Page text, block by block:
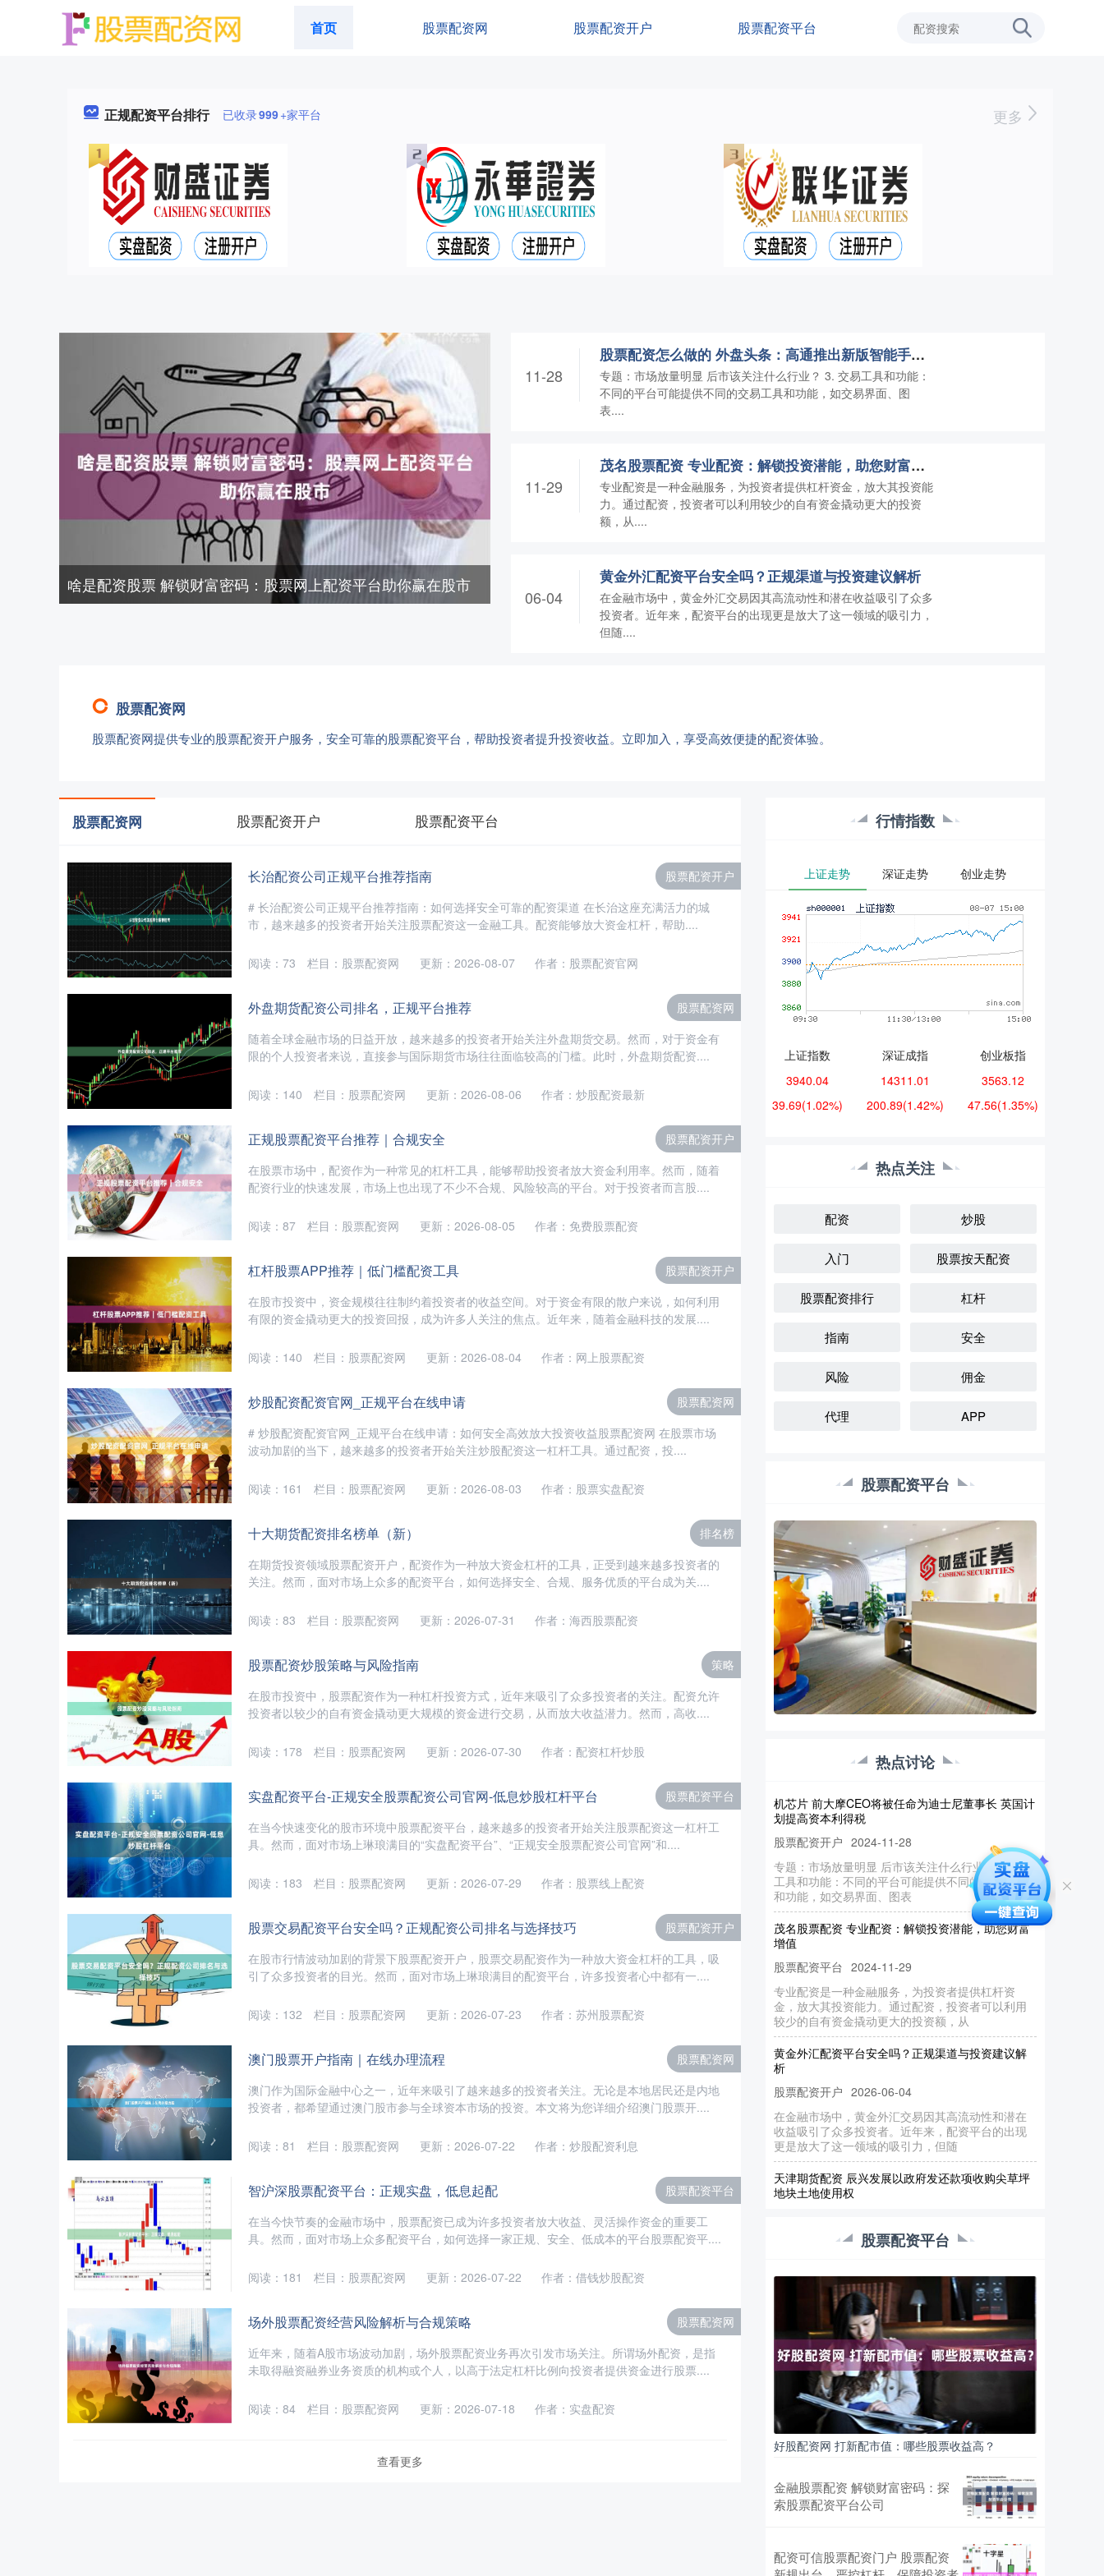
首页 股票配资网 股票配资开户 股票配资平台
正规配资平台排行 已收录999+家平台 更多
啥是配资股票 解锁财富密码：股票网上配资平台助你赢在股市
股票配资怎么做的 外盘头条：高通推出新版智能手机芯片 前大摩CEO将被任命为迪士尼董事长 英国计划提高资本利得税
专题：市场放量明显 后市该关注什么行业？ 3. 交易工具和功能：
不同的平台可能提供不同的交易工具和功能，如交易界面、图
表....
11-28
茂名股票配资 专业配资：解锁投资潜能，助您财富增值
专业配资是一种金融服务，为投资者提供杠杆资金，放大其投资能
力。通过配资，投资者可以利用较少的自有资金撬动更大的投资
额，从....
11-29
黄金外汇配资平台安全吗？正规渠道与投资建议解析
在金融市场中，黄金外汇交易因其高流动性和潜在收益吸引了众多
投资者。近年来，配资平台的出现更是放大了这一领域的吸引力，
但随....
06-04
股票配资网
股票配资网提供专业的股票配资开户服务，安全可靠的股票配资平台，帮助投资者提升投资收益。立即加入，享受高效便捷的配资体验。
股票配资网 股票配资开户 股票配资平台
长治配资公司正规平台推荐指南
# 长治配资公司正规平台推荐指南：如何选择安全可靠的配资渠道 在长治这座充满活力的城
市，越来越多的投资者开始关注股票配资这一金融工具。配资能够放大资金杠杆，帮助....
股票配资开户
更新：2026-08-07 作者：股票配资官网
阅读： 73 栏目： 股票配资网
外盘期货配资公司排名，正规平台推荐
随着全球金融市场的日益开放，越来越多的投资者开始关注外盘期货交易。然而，对于资金有
限的个人投资者来说，直接参与国际期货市场往往面临较高的门槛。此时，外盘期货配资....
股票配资网
更新：2026-08-06 作者：炒股配资最新
阅读： 140 栏目： 股票配资网
正规股票配资平台推荐｜合规安全
在股票市场中，配资作为一种常见的杠杆工具，能够帮助投资者放大资金利用率。然而，随着
配资行业的快速发展，市场上也出现了不少不合规、风险较高的平台。对于投资者而言股....
股票配资开户
更新：2026-08-05 作者：免费股票配资
阅读： 87 栏目： 股票配资网
杠杆股票APP推荐｜低门槛配资工具
在股市投资中，资金规模往往制约着投资者的收益空间。对于资金有限的散户来说，如何利用
有限的资金撬动更大的投资回报，成为许多人关注的焦点。近年来，随着金融科技的发展....
股票配资开户
更新：2026-08-04 作者：网上股票配资
阅读： 140 栏目： 股票配资网
炒股配资配资官网_正规平台在线申请
# 炒股配资配资官网_正规平台在线申请：如何安全高效放大投资收益股票配资网 在股票市场
波动加剧的当下，越来越多的投资者开始关注炒股配资这一杠杆工具。通过配资，投....
股票配资网
更新：2026-08-03 作者：股票实盘配资
阅读： 161 栏目： 股票配资网
十大期货配资排名榜单（新）
在期货投资领域股票配资开户，配资作为一种放大资金杠杆的工具，正受到越来越多投资者的
关注。然而，面对市场上众多的配资平台，如何选择安全、合规、服务优质的平台成为关....
排名榜
更新：2026-07-31 作者：海西股票配资
阅读： 83 栏目： 股票配资网
股票配资炒股策略与风险指南
在股市投资中，股票配资作为一种杠杆投资方式，近年来吸引了众多投资者的关注。配资允许
投资者以较少的自有资金撬动更大规模的资金进行交易，从而放大收益潜力。然而，高收....
策略
更新：2026-07-30 作者：配资杠杆炒股
阅读： 178 栏目： 股票配资网
实盘配资平台-正规安全股票配资公司官网-低息炒股杠杆平台
在当今快速变化的股市环境中股票配资平台，越来越多的投资者开始关注股票配资这一杠杆工
具。然而，面对市场上琳琅满目的“实盘配资平台”、“正规安全股票配资公司官网”和....
股票配资平台
更新：2026-07-29 作者：股票线上配资
阅读： 183 栏目： 股票配资网
股票交易配资平台安全吗？正规配资公司排名与选择技巧
在股市行情波动加剧的背景下股票配资开户，股票交易配资作为一种放大资金杠杆的工具，吸
引了众多投资者的目光。然而，面对市场上琳琅满目的配资平台，许多投资者心中都有一....
股票配资开户
更新：2026-07-23 作者：苏州股票配资
阅读： 132 栏目： 股票配资网
澳门股票开户指南｜在线办理流程
澳门作为国际金融中心之一，近年来吸引了越来越多的投资者关注。无论是本地居民还是内地
投资者，都希望通过澳门股市参与全球资本市场的投资。本文将为您详细介绍澳门股票开....
股票配资网
更新：2026-07-22 作者：炒股配资利息
阅读： 81 栏目： 股票配资网
智沪深股票配资平台：正规实盘，低息起配
在当今快节奏的金融市场中，股票配资已成为许多投资者放大收益、灵活操作资金的重要工
具。然而，面对市场上众多配资平台，如何选择一家正规、安全、低成本的平台股票配资平....
股票配资平台
更新：2026-07-22 作者：借钱炒股配资
阅读： 181 栏目： 股票配资网
场外股票配资经营风险解析与合规策略
近年来，随着A股市场波动加剧，场外股票配资业务再次引发市场关注。所谓场外配资，是指
未取得融资融券业务资质的机构或个人，以高于法定杠杆比例向投资者提供资金进行股票....
股票配资网
更新：2026-07-18 作者：实盘配资
阅读： 84 栏目： 股票配资网
查看更多
行情指数
上证走势 深证走势 创业走势
上证指数
3940.04
39.69(1.02%)
深证成指
14311.01
200.89(1.42%)
创业板指
3563.12
47.56(1.35%)
热点关注
配资 炒股
入门 股票按天配资
股票配资排行 杠杆
指南 安全
风险 佣金
代理 APP
股票配资平台
热点讨论
啥是配资股票 解锁财富密码：股票网上配资平台助
你赢在股市
股票配资网 2024-12-20
在瞬息万变的股市中啥是配资股票，资金是制胜的
股票配资怎么做的 外盘头条：高通推出新版智能手
划提高资本利得税
股票配资开户 2024-11-28
专题：市场放量明显 后市该关注什么行业？ 3. 交易
工具和功能：不同的平台可能提供不同的交易工具
和功能，如交易界面、图表
茂名股票配资 专业配资：解锁投资潜能，助您财富
增值
股票配资平台
专业配资是一种金融服务，为投资者提供杠杆资
金，放大其投资能力。通过配资，投资者可以利用
较少的自有资金撬动更大的投资额，从
黄金外汇配资平台安全吗？正规渠道与投资建议解
析
股票配资开户
在金融市场中，黄金外汇交易因其高流动性和潜在
收益吸引了众多投资者。近年来，配资平台的出现
更是放大了这一领域的吸引力，但随
天津期货配资 辰兴发展以政府发还款项收购尖草坪
地块土地使用权
股票配资网 2024-11-28
交易 客户端 辰兴发展（02286）发布公告，于2024
炒股配资安全 鑫东财：专业配资，助您财富增值
股票配资开户 2024-11-29
鑫东财是一家专业从事配资服务的金融机构，致力
于为投资者提供安全、高效的配资服务，助力其财
富增值。 * **正规合规：**
如何股票配资 宁波股票配资平台，助你投资更轻松
股票配资开户 2025-05-04
对于想要在股市中大展拳脚的投资者来说，资金往
往是制约因素。宁波股票配资平台应运而生如何股
股票配资源码，高效匹配融资渠道
在股市投资中，资金往往是决定收益的关键因素之
一。对于许多投资者而言，如何快速、安全地获取
股票配资平台
好股配资网 打新配市值：哪些股票收益高？
金融股票配资 解锁财富密码：探
索股票配资平台公司
配资可信股票配资门户 股票配资